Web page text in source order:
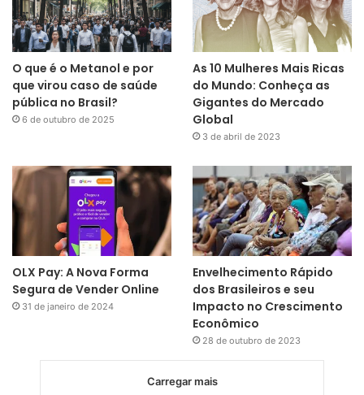
O que é o Metanol e por
que virou caso de saúde
pública no Brasil?
6 de outubro de 2025
As 10 Mulheres Mais Ricas
do Mundo: Conheça as
Gigantes do Mercado
Global
3 de abril de 2023
OLX Pay: A Nova Forma
Segura de Vender Online
31 de janeiro de 2024
Envelhecimento Rápido
dos Brasileiros e seu
Impacto no Crescimento
Econômico
28 de outubro de 2023
Carregar mais